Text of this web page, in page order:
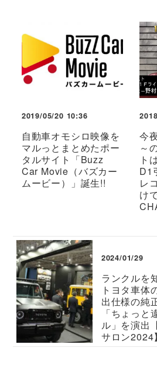
2019/05/20 10:36
自動車オモシロ映像を
マルっとまとめたポー
タルサイト「Buzz
Car Movie（バズカー
ムービー）」誕生!!
今
～
ト
D1
レ
け
2024/01/29
ランクルを
トヨタ車体
出仕様の純
「ちょっと
ル」を演出
サロン2024